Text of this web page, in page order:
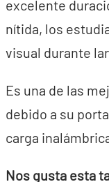
excelente
nítida, los
visual durante
Es una de las
debido a su
carga
Nos gusta esta